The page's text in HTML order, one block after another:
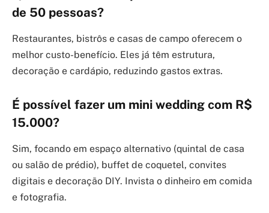
de 50 pessoas?
Restaurantes, bistrôs e casas de campo oferecem o
melhor custo-benefício. Eles já têm estrutura,
decoração e cardápio, reduzindo gastos extras.
É possível fazer um mini wedding com R$
15.000?
Sim, focando em espaço alternativo (quintal de casa
ou salão de prédio), buffet de coquetel, convites
digitais e decoração DIY. Invista o dinheiro em comida
e fotografia.